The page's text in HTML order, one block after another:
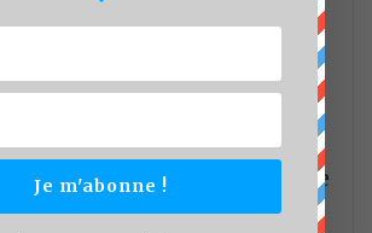
plastique : la FOCACO plonge
cœur de la chaîne de
Je m'abonne !